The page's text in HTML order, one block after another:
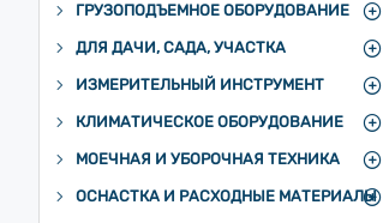
ГРУЗОПОДЪЕМНОЕ ОБОРУДОВАНИЕ
ДЛЯ ДАЧИ, САДА, УЧАСТКА
ИЗМЕРИТЕЛЬНЫЙ ИНСТРУМЕНТ
КЛИМАТИЧЕСКОЕ ОБОРУДОВАНИЕ
МОЕЧНАЯ И УБОРОЧНАЯ ТЕХНИКА
ОСНАСТКА И РАСХОДНЫЕ МАТЕРИАЛЫ